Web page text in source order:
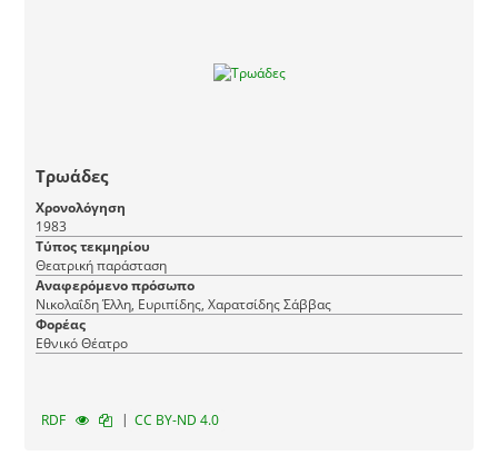
Τρωάδες
Χρονολόγηση
1983
Τύπος τεκμηρίου
Θεατρική παράσταση
Αναφερόμενο πρόσωπο
Νικολαΐδη Έλλη, Ευριπίδης, Χαρατσίδης Σάββας
Φορέας
Εθνικό Θέατρο
RDF | CC BY-ND 4.0